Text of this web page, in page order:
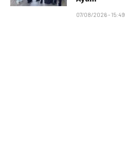
07/08/2026 - 15:49